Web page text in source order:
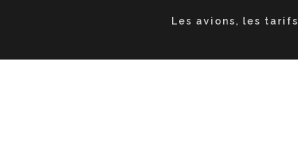
Les avions, les tarifs